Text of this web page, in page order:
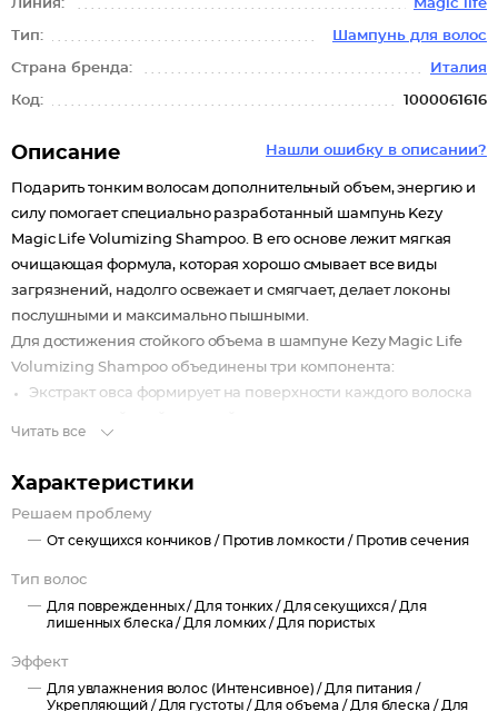
Линия: Magic life
Тип: Шампунь для волос
Страна бренда: Италия
Код: 1000061616
Нашли ошибку в описании?
Описание
Подарить тонким волосам дополнительный объем, энергию и
силу помогает специально разработанный шампунь Kezy
Magic Life Volumizing Shampoo. В его основе лежит мягкая
очищающая формула, которая хорошо смывает все виды
загрязнений, надолго освежает и смягчает, делает локоны
послушными и максимально пышными.
Для достижения стойкого объема в шампуне Kezy Magic Life
Volumizing Shampoo объединены три компонента:
Экстракт овса формирует на поверхности каждого волоска
Лецитин проникает глубоко в кортекс и уплотняет изнутри,
убирает пористость и повреждения структуры, сравнивает
волоски по толщине от корней до кончиков, избавляет от
Витаминно-энергетический комплекс насыщает
максимальным количеством минералов и питательных
увлажнитель, позволяет забыть о сечении кончиков,
наполняет мерцающим живым блеском.
Читать все
Характеристики
Решаем проблему
От секущихся кончиков / Против ломкости / Против сечения
Тип волос
Для поврежденных / Для тонких / Для секущихся / Для
лишенных блеска / Для ломких / Для пористых
Эффект
Для увлажнения волос (Интенсивное) / Для питания /
Укрепляющий / Для густоты / Для объема / Для блеска / Для